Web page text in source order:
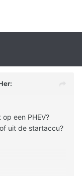
:
een PHEV?
uit de startaccu?